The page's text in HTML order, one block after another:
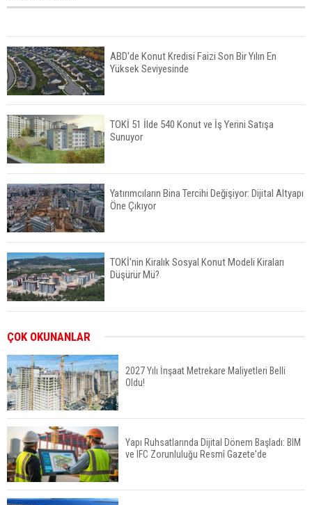
ABD'de Konut Kredisi Faizi Son Bir Yılın En
Yüksek Seviyesinde
TOKİ 51 İlde 540 Konut ve İş Yerini Satışa
Sunuyor
Yatırımcıların Bina Tercihi Değişiyor: Dijital Altyapı
Öne Çıkıyor
TOKİ'nin Kiralık Sosyal Konut Modeli Kiraları
Düşürür Mü?
Konut Satışları Güçlü Seyrini Korudu Yabancıya
Satış Geriledi
ABD'de İnşaat Harcamaları Geriledi
ÇOK OKUNANLAR
2027 Yılı İnşaat Metrekare Maliyetleri Belli
Oldu!
Yapı Ruhsatlarında Dijital Dönem Başladı: BIM
ve IFC Zorunluluğu Resmî Gazete'de